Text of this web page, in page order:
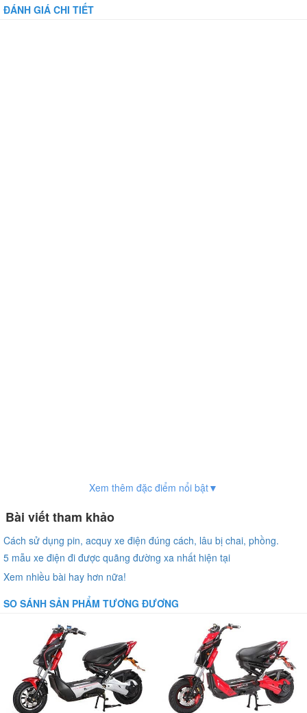
ĐÁNH GIÁ CHI TIẾT
Xem thêm đặc điểm nổi bật▼
Bài viết tham khảo
Cách sử dụng pin, acquy xe điện đúng cách, lâu bị chai, phồng.
5 mẫu xe điện đi được quãng đường xa nhất hiện tại
Xem nhiều bài hay hơn nữa!
SO SÁNH SẢN PHẨM TƯƠNG ĐƯƠNG